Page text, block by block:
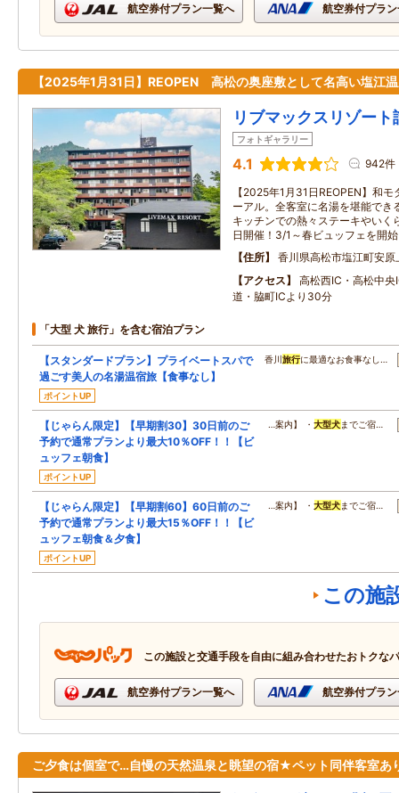
航空券付プラン一覧へ 航空券付プラ
【2025年1月31日】REOPEN 高松の奥座敷として名高い塩江
リブマックスリゾー
フォトギャラリー
4.1 942件
【2025年1月31日REOPEN】和
ーアル。全客室に名湯を堪能でき
キッチンでの熱々ステーキやいく
日開催！3/1～春ビュッフェを開
住所
香川県高松市塩江町安
アクセス
高松西IC・高松中
道・脇町ICより30分
「大型 犬 旅行」を含む宿泊プラン
【スタンダードプラン】プライベートスパで
過ごす美人の名湯温宿旅【食事なし】
ポイントUP
香川 旅行に最適なお食事なし…
【じゃらん限定】【早期割30】30日前のご
予約で通常プランより最大10％OFF！！【ビ
ュッフェ朝食】
ポイントUP
…案内】 ・大型犬までご宿…
【じゃらん限定】【早期割60】60日前のご
予約で通常プランより最大15％OFF！！【ビ
ュッフェ朝食＆夕食】
ポイントUP
…案内】 ・大型犬までご宿…
この施
この施設と交通手段を自由に組み合わせたおトクな
航空券付プラン一覧へ 航空券付プラ
ご夕食は個室で…自慢の天然温泉と眺望の宿★ペット同伴客室あ